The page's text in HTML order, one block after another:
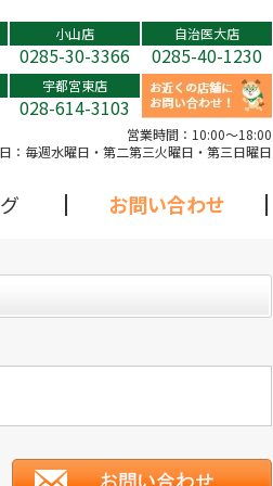
小山店
0285-30-3366
自治医大店
0285-40-1230
宇都宮東店
028-614-3103
営業時間： 10:00～18:00
： 毎週水曜日・第二第三火曜日・第三日曜日
お問い合わせ